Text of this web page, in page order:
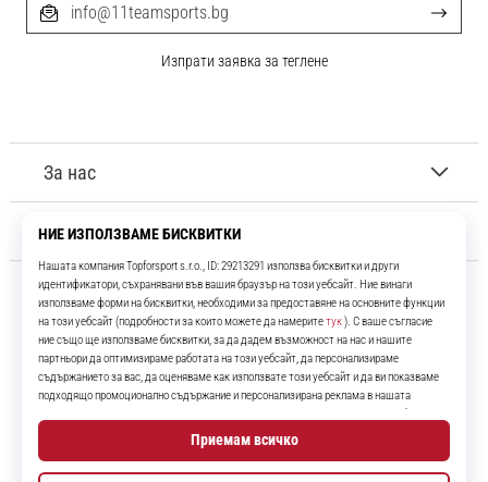
11teamsports.bg
Повече от 16 години ние сме ваши съотборници, представяйки ви
най-добрите и най-новите футболни продукти.
InstagramYouTube
За нас
Обслужване на клиенти
info@11teamsports.bg
Изпрати заявка за теглене